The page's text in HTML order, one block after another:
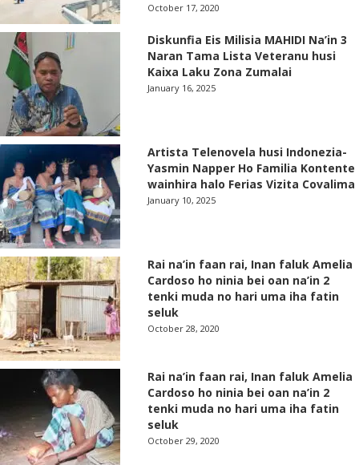
October 17, 2020
Diskunfia Eis Milisia MAHIDI Na’in 3
Naran Tama Lista Veteranu husi
Kaixa Laku Zona Zumalai
January 16, 2025
Artista Telenovela husi Indonezia-
Yasmin Napper Ho Familia Kontente
wainhira halo Ferias Vizita Covalima
January 10, 2025
Rai na’in faan rai, Inan faluk Amelia
Cardoso ho ninia bei oan na’in 2
tenki muda no hari uma iha fatin
seluk
October 28, 2020
Rai na’in faan rai, Inan faluk Amelia
Cardoso ho ninia bei oan na’in 2
tenki muda no hari uma iha fatin
seluk
October 29, 2020